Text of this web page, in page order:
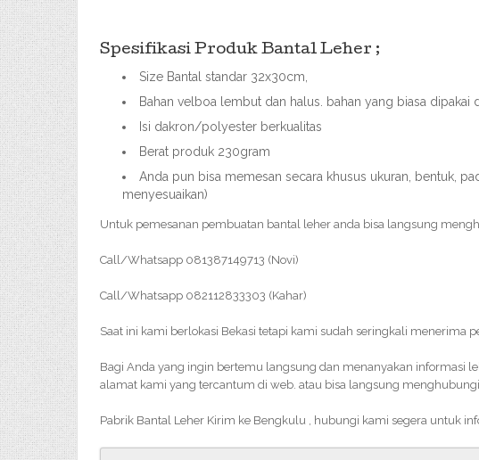
Spesifikasi Produk Bantal Leher ;
Size Bantal standar 32x30cm,
Bahan velboa lembut dan halus. bahan yang biasa dipakai
Isi dakron/polyester berkualitas
Berat produk 230gram
Anda pun bisa memesan secara khusus ukuran, bentuk,
menyesuaikan)
Untuk pemesanan pembuatan bantal leher anda bisa langsung
Call/Whatsapp 081387149713 (Novi)
Call/Whatsapp 082112833303 (Kahar)
Saat ini kami berlokasi Bekasi tetapi kami sudah seringkali menerima
Bagi Anda yang ingin bertemu langsung dan menanyakan informasi
alamat kami yang tercantum di web. atau bisa langsung
Pabrik Bantal Leher Kirim ke Bengkulu , hubungi kami segera untuk